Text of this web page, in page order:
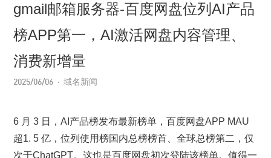
gmail邮箱服务器-百度网盘位列AI产品
榜APP第一，AI激活网盘内容管理、
消费新增量
2025/06/06 域名新闻
6 月 3 日，AI产品榜发布最新榜单，百度网盘APP MAU
超1. 5 亿，位列使用榜国内总榜榜首、全球总榜第二，仅
次于ChatGPT。这也是百度网盘初次登陆该榜单。值得一